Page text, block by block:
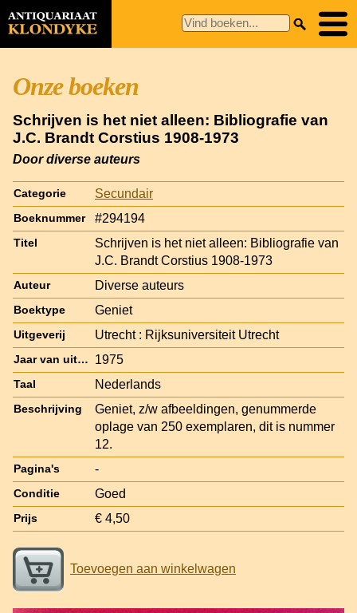
Onze boeken
Schrijven is het niet alleen: Bibliografie van
J.C. Brandt Corstius 1908-1973
Door diverse auteurs
Categorie Secundair
Boeknummer #294194
Titel
Schrijven is het niet alleen: Bibliografie van
J.C. Brandt Corstius 1908-1973
Auteur Diverse auteurs
Boektype Geniet
Uitgeverij Utrecht : Rijksuniversiteit Utrecht
Jaar van uitgave 1975
Taal Nederlands
Beschrijving
Geniet, z/w afbeeldingen, genummerde
oplage van 250 exemplaren, dit is nummer
12.
Pagina's -
Conditie Goed
Prijs € 4,50
Toevoegen aan winkelwagen